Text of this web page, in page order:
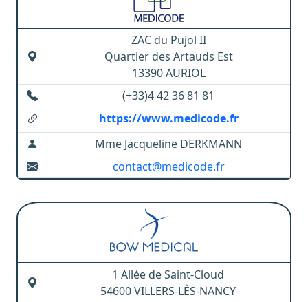
ZAC du Pujol II
Quartier des Artauds Est
13390 AURIOL
(+33)4 42 36 81 81
https://www.medicode.fr
Mme Jacqueline DERKMANN
contact@medicode.fr
1 Allée de Saint-Cloud
54600 VILLERS-LÈS-NANCY